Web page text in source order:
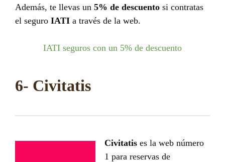
Además, te llevas un 5% de descuento si contratas
el seguro IATI a través de la web.
IATI seguros con un 5% de descuento
6- Civitatis
Civitatis es la web número
1 para reservas de